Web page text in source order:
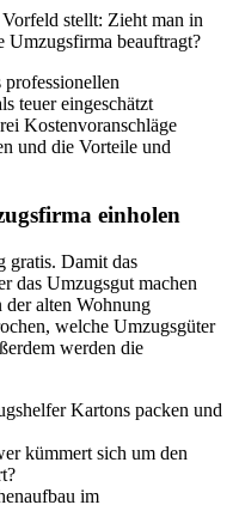
stellt: Zieht man in
Umzugsfirma beauftragt?
teuer eingeschätzt
Kostenvoranschläge
und die Vorteile und
einholen
gratis. Damit das
das Umzugsgut machen
alten Wohnung
welche Umzugsgüter
werden die
Kartons packen und
kümmert sich um den
im